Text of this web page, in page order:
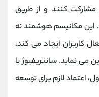
مشارکت کنند و از طریق
مکانیسم هوشمند نه
کاربران ایجاد می کند،
می‌ نماید. سانتریفیوژ با
اعتماد لازم برای توسعه